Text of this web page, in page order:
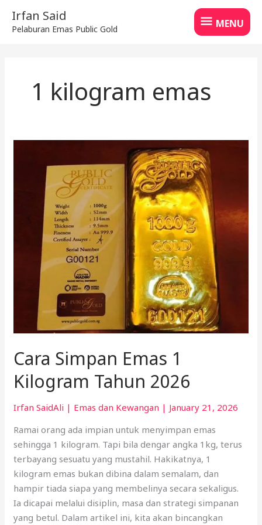
content
Irfan Said
Pelaburan Emas Public Gold
MENU
MENU
1 kilogram emas
Cara Simpan Emas 1
Kilogram Tahun 2026
Irfan SaidAli | Emas dan Kewangan | January 21, 2026
Ramai orang ada impian untuk menyimpan emas
sehingga 1 kilogram. Tapi bila dengar angka 1kg, terus
terbayang sesuatu yang mustahil. Hakikatnya, 1
kilogram emas bukan dibina dalam semalam, dan
hampir tiada siapa yang membelinya secara sekaligus.
Ia dicapai melalui disiplin, masa dan strategi simpanan
yang betul. Dalam artikel ini, kita akan bincangkan
Kilogram